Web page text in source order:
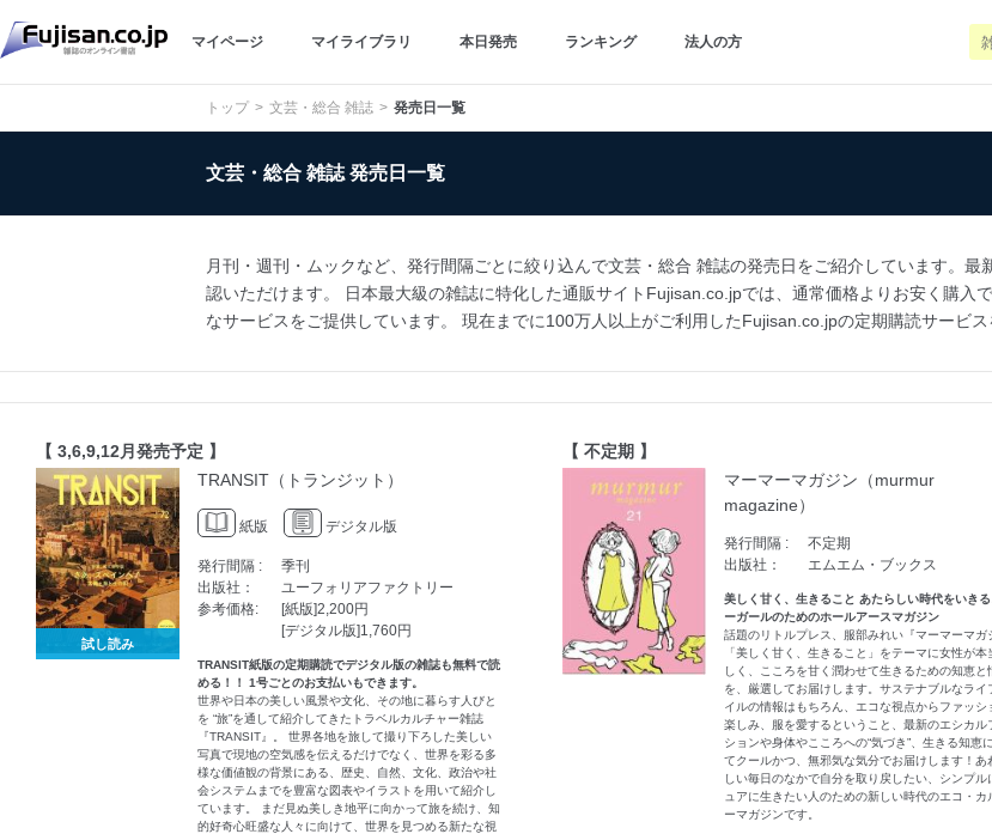
マイページ マイライブラリ 本日発売 ランキング 法人の方
トップ 文芸・総合 雑誌 発売日一覧
文芸・総合 雑誌 発売日一覧
月刊・週刊・ムックなど、発行間隔ごとに絞り込んで文芸・総合 雑誌の発売日をご紹介しています。
認いただけます。 日本最大級の雑誌に特化した通販サイトFujisan.co.jpでは、通常価格よりお安く購入
なサービスをご提供しています。 現在までに100万人以上がご利用したFujisan.co.jpの定期購読サービス
【 3,6,9,12月発売予定 】
試し読み
TRANSIT（トランジット）
紙版 デジタル版
発行間隔 :
季刊
出版社：
ユーフォリアファクトリー
参考価格:
[紙版]2,200円
[デジタル版]1,760円
TRANSIT紙版の定期購読でデジタル版の雑誌も無料で読
める！！ 1号ごとのお支払いもできます。
世界や日本の美しい風景や文化、その地に暮らす人びと
を “旅”を通して紹介してきたトラベルカルチャー雑誌
『TRANSIT』。 世界各地を旅して撮り下ろした美しい
写真で現地の空気感を伝えるだけでなく、世界を彩る多
様な価値観の背景にある、歴史、自然、文化、政治や社
会システムまでを豊富な図表やイラストを用いて紹介し
ています。 まだ見ぬ美しき地平に向かって旅を続け、知
的好奇心旺盛な人々に向けて、世界を見つめる新たな視
【 不定期 】
マーマーマガジン（murmur
magazine）
発行間隔 :
不定期
出版社：
エムエム・ブックス
美しく甘く、生きること あたらしい時代をいきる
ーガールのためのホールアースマガジン
話題のリトルプレス、服部みれい『マーマーマガ
「美しく甘く、生きること」をテーマに女性が本
しく、こころを甘く潤わせて生きるための知恵と
を、厳選してお届けします。サステナブルなライ
イルの情報はもちろん、エコな視点からファッシ
楽しみ、服を愛するということ、最新のエシカル
ションや身体やこころへの“気づき”、生きる知恵
てクールかつ、無邪気な気分でお届けします！あ
しい毎日のなかで自分を取り戻したい、シンプル
ュアに生きたい人のための新しい時代のエコ・カ
ーマガジンです。